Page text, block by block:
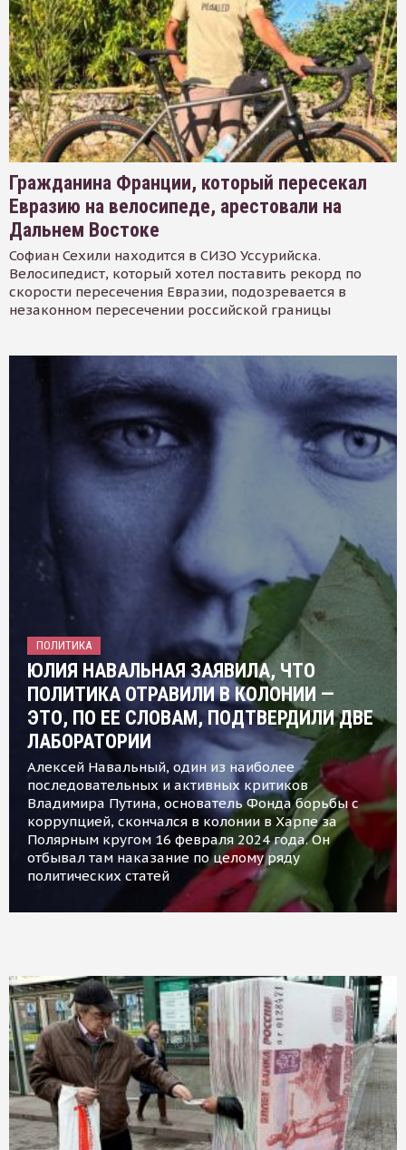
Гражданина Франции, который пересекал
Евразию на велосипеде, арестовали на
Дальнем Востоке
Софиан Сехили находится в СИЗО Уссурийска.
Велосипедист, который хотел поставить рекорд по
скорости пересечения Евразии, подозревается в
незаконном пересечении российской границы
ПОЛИТИКА
ЮЛИЯ НАВАЛЬНАЯ ЗАЯВИЛА, ЧТО
ПОЛИТИКА ОТРАВИЛИ В КОЛОНИИ —
ЭТО, ПО ЕЕ СЛОВАМ, ПОДТВЕРДИЛИ ДВЕ
ЛАБОРАТОРИИ
Алексей Навальный, один из наиболее
последовательных и активных критиков
Владимира Путина, основатель Фонда борьбы с
коррупцией, скончался в колонии в Харпе за
Полярным кругом 16 февраля 2024 года. Он
отбывал там наказание по целому ряду
политических статей